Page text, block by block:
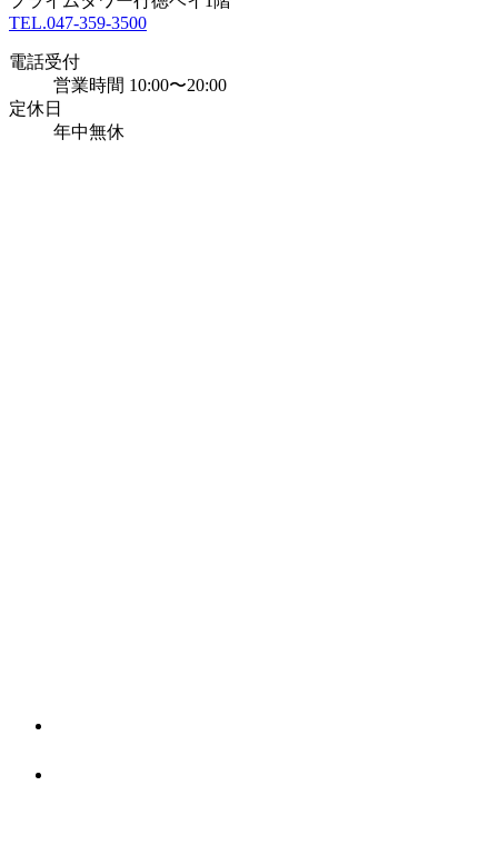
TEL.047-359-3500
電話受付
営業時間 10:00〜20:00
定休日
年中無休